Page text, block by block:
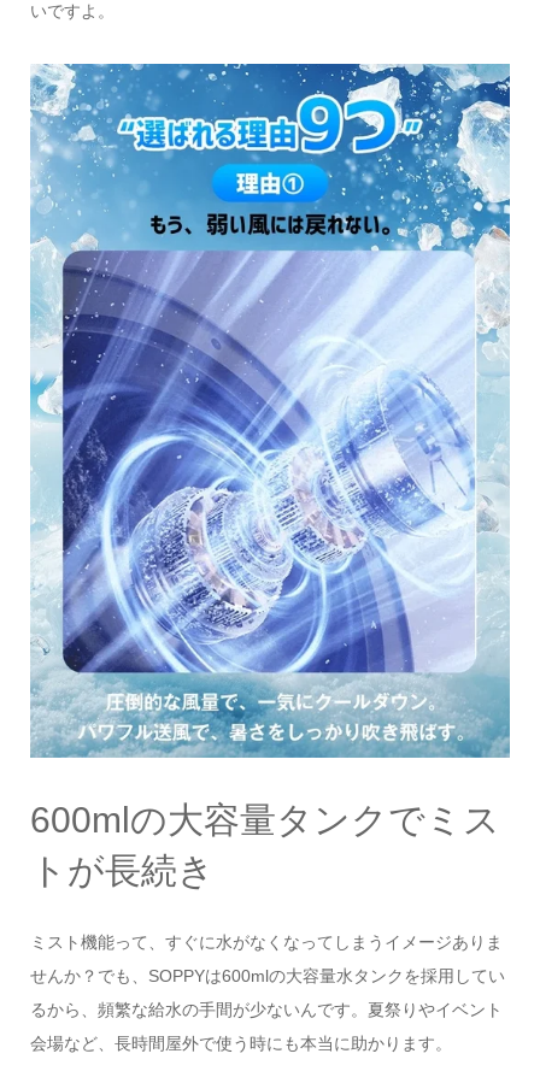
いですよ。
600mlの大容量タンクでミス
トが長続き
ミスト機能って、すぐに水がなくなってしまうイメージありま
せんか？でも、SOPPYは600mlの大容量水タンクを採用してい
るから、頻繁な給水の手間が少ないんです。夏祭りやイベント
会場など、長時間屋外で使う時にも本当に助かります。